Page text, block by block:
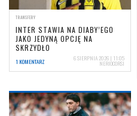
TRANSFERY
INTER STAWIA NA DIABY’EGO
JAKO JEDYNĄ OPCJĘ NA
SKRZYDŁO
1 KOMENTARZ 6 SIERPNIA 2026 | 11:05
NERIOCORSI